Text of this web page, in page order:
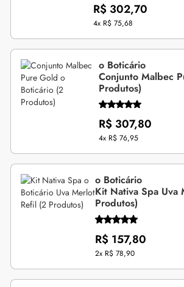
R$ 302,70
4x R$ 75,68
o Boticário
Conjunto Malbec
Produtos)
R$ 307,80
4x R$ 76,95
o Boticário
Kit Nativa Spa Uva
Produtos)
R$ 157,80
2x R$ 78,90